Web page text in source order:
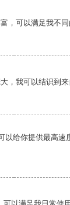
，可以满足我不同
，我可以结识到来
以给你提供最高速